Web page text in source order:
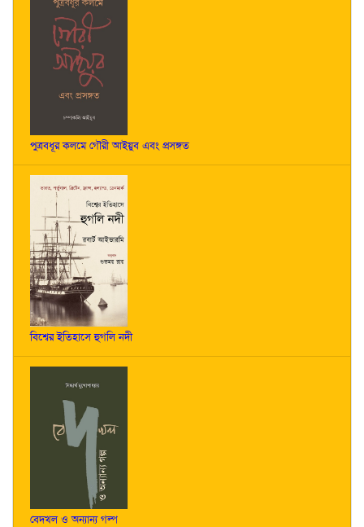
পুত্রবধূর কলমে গৌরী আইয়ুব এবং প্রসঙ্গত
বিশ্বের ইতিহাসে হুগলি নদী
বেদখল ও অন্যান্য গল্প